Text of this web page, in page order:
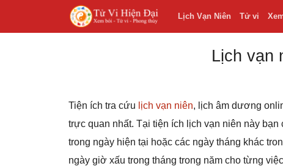
Lịch Vạn Niên Tử vi
Lịch vạn
Tiện ích tra cứu lịch vạn niên, lịch âm dương
trực quan nhất. Tại tiện ích lịch vạn niên này
trong ngày hiện tại hoặc các ngày tháng khác
ngày giờ xấu trong tháng trong năm cho từng